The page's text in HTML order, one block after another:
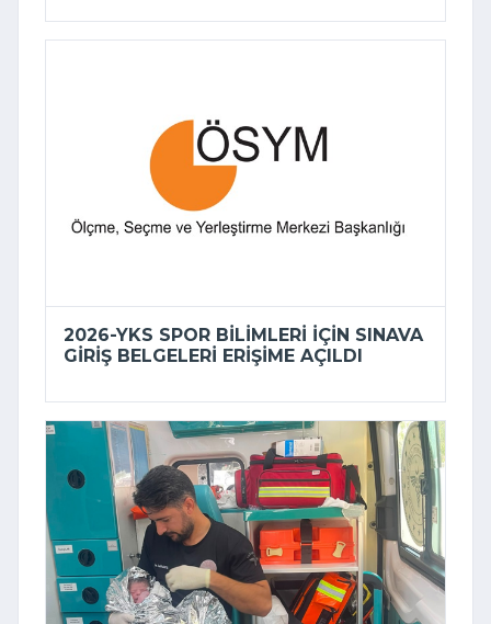
2026-YKS SPOR BILIMLERI IÇIN SINAVA
GIRIŞ BELGELERI ERIŞIME AÇILDI